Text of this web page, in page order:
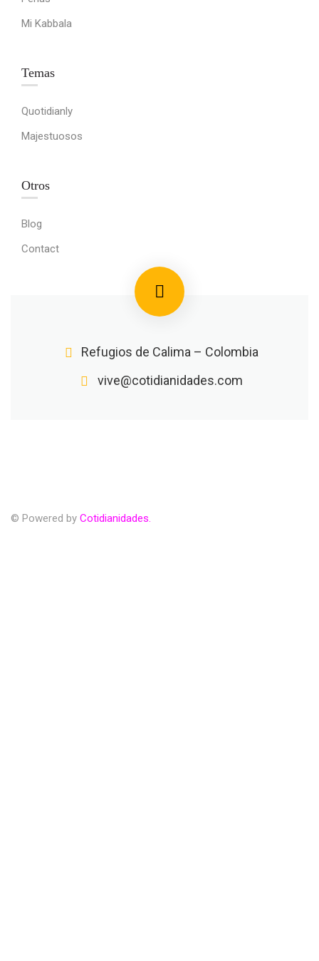
Mi Kabbala
Temas
Quotidianly
Majestuosos
Otros
Blog
Contact
Refugios de Calima – Colombia
vive@cotidianidades.com
© Powered by Cotidianidades.